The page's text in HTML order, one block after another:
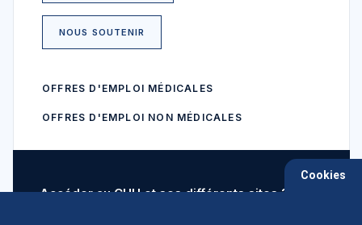
NOUS SOUTENIR
OFFRES D'EMPLOI MÉDICALES
OFFRES D'EMPLOI NON MÉDICALES
Accéder au CHU et ses différents sites ?
Cookies